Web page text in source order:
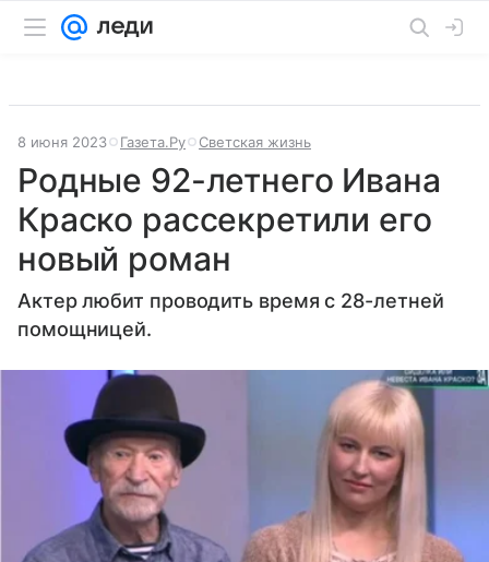
8 июня 2023 Газета.Ру Светская жизнь
Родные 92-летнего Ивана
Краско рассекретили его
новый роман
Актер любит проводить время с 28-летней
помощницей.